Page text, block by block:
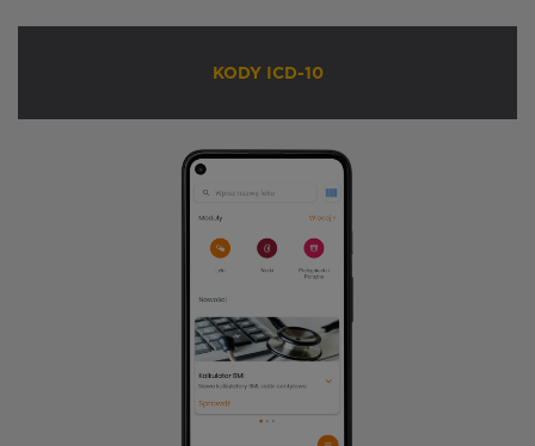
KODY ICD-10